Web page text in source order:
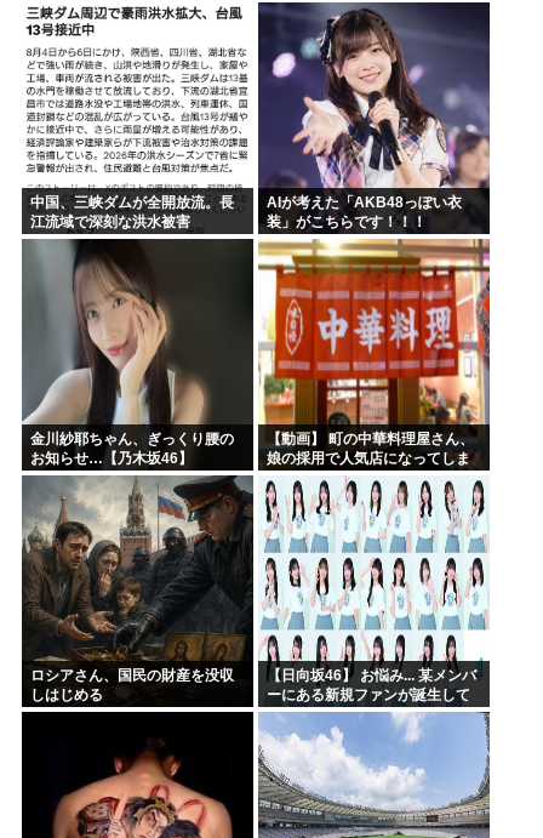
戦
中国、三峡ダムが全開放流。長
江流域で深刻な洪水被害
AIが考えた「AKB48っぽい衣
装」がこちらです！！！
金川紗耶ちゃん、ぎっくり腰の
お知らせ…【乃木坂46】
【動画】 町の中華料理屋さん、
娘の採用で人気店になってしま
う
ロシアさん、国民の財産を没収
しはじめる
【日向坂46】 お悩み... 某メンバ
ーにある新規ファンが誕生して
いた